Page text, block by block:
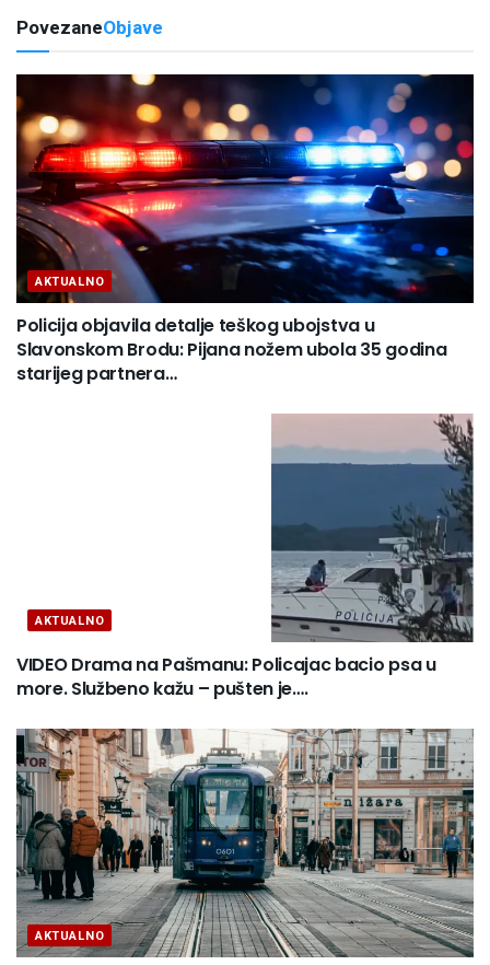
PovezaneObjave
AKTUALNO
Policija objavila detalje teškog ubojstva u
Slavonskom Brodu: Pijana nožem ubola 35 godina
starijeg partnera…
AKTUALNO
VIDEO Drama na Pašmanu: Policajac bacio psa u
more. Službeno kažu – pušten je….
AKTUALNO